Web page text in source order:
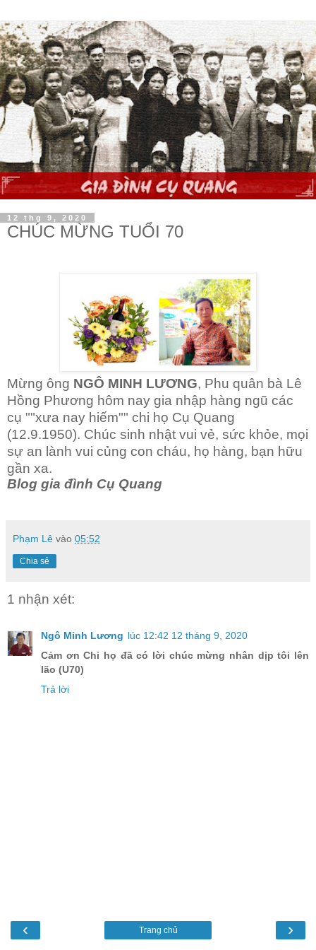
12 thg 9, 2020
CHÚC MỪNG TUỔI 70
Mừng ông NGÔ MINH LƯƠNG, Phu quân bà Lê
Hồng Phương hôm nay gia nhập hàng ngũ các
cụ ""xưa nay hiếm"" chi họ Cụ Quang
(12.9.1950). Chúc sinh nhật vui vẻ, sức khỏe, mọi
sự an lành vui củng con cháu, họ hàng, bạn hữu
gần xa.
Blog gia đình Cụ Quang
Phạm Lê vào 05:52
Chia sẻ
1 nhận xét:
Ngô Minh Lương lúc 12:42 12 tháng 9, 2020
Cảm ơn Chi họ đã có lời chúc mừng nhân dịp tôi lên
lão (U70)
Trả lời
‹ ›
Trang chủ